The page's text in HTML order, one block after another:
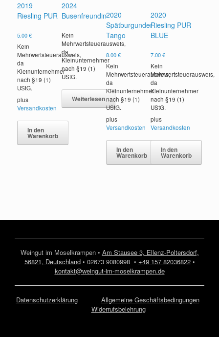
2019
Riesling PUR
5.00€
Kein
Mehrwertsteuerausweis,
da
Kleinunternehmer
nach §19 (1)
UStG.
plus
Versandkosten
In den
Warenkorb
2024
Busenfreundin
Kein
Mehrwertsteuerausweis,
da
Kleinunternehmer
nach §19 (1)
UStG.
Weiterlesen
2020
Spätburgunder
Tango
8.00€
Kein
Mehrwertsteuerausweis,
da
Kleinunternehmer
nach §19 (1)
UStG.
plus
Versandkosten
In den
Warenkorb
2020
Riesling PUR
BLUE
7.00€
Kein
Mehrwertsteuerausweis,
da
Kleinunternehmer
nach §19 (1)
UStG.
plus
Versandkosten
In den
Warenkorb
Weingut im Moselkrampen • Am Stausee 3, Ellenz-Poltersdorf,
56821, Deutschland• 02673 9080998 • +49 157 82036822•
kontakt@weingut-im-moselkrampen.de
Datenschutzerklärung
Allgemeine Geschäftsbedingungen
Widerrufsbelehrung